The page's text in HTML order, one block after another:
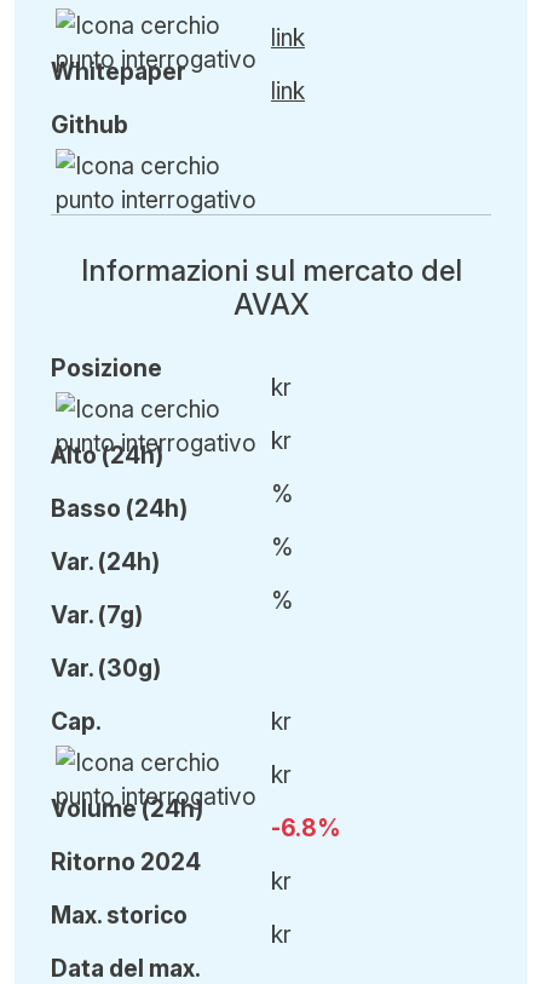
Whitepaper
Github
link
link
Informazioni sul mercato del
AVAX
Posizione
Alto (24h)
Basso (24h)
Var. (24h)
Var. (7g)
Var. (30g)
kr
kr
%
%
%
Cap.
Volume (24h)
Ritorno 2024
Max. storico
Data del max.
kr
kr
-6.8%
kr
kr